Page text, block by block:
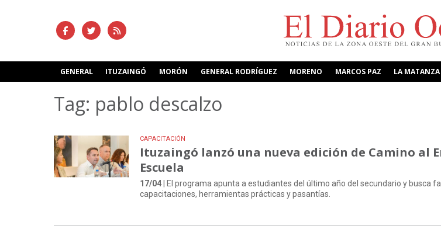
GENERAL ITUZAINGÓ MORÓN GENERAL RODRÍGUEZ MORENO MARCOS PAZ LA MATANZA
Tag: pablo descalzo
CAPACITACIÓN
Ituzaingó lanzó una nueva edición de Camino al
Escuela
17/04 | El programa apunta a estudiantes del último año del secundario y busca
capacitaciones, herramientas prácticas y pasantías.